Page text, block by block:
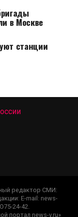
в Москве
станции
редактор СМИ:
E-mail: news-
24-42.
портал news-v.ru»